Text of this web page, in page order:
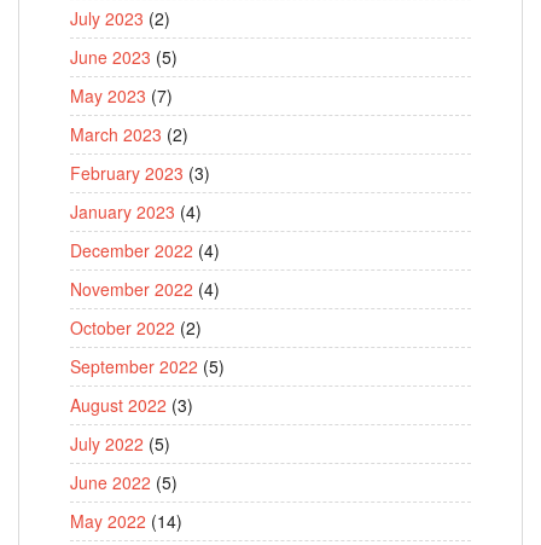
July 2023 (2)
June 2023 (5)
May 2023 (7)
March 2023 (2)
February 2023 (3)
January 2023 (4)
December 2022 (4)
November 2022 (4)
October 2022 (2)
September 2022 (5)
August 2022 (3)
July 2022 (5)
June 2022 (5)
May 2022 (14)